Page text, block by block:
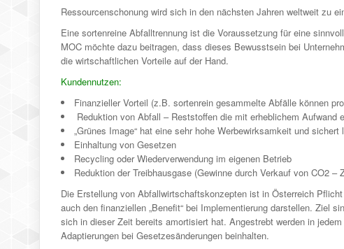
Ressourcenschonung wird sich in den nächsten Jahren weltweit zu
Eine sortenreine Abfalltrennung ist die Voraussetzung für eine
MOC möchte dazu beitragen, dass dieses Bewusstsein bei
die wirtschaftlichen Vorteile auf der Hand.
Kundennutzen:
Finanzieller Vorteil (z.B. sortenrein gesammelte Abfälle können
Reduktion von Abfall – Reststoffen die mit erheblichem Aufwand
„Grünes Image“ hat eine sehr hohe Werbewirksamkeit und
Einhaltung von Gesetzen
Recycling oder Wiederverwendung im eigenen Betrieb
Reduktion der Treibhausgase (Gewinne durch Verkauf von CO2 –
Die Erstellung von Abfallwirtschaftskonzepten ist in Österreich
auch den finanziellen „Benefit“ bei Implementierung darstellen. Ziel
sich in dieser Zeit bereits amortisiert hat. Angestrebt werden in
Adaptierungen bei Gesetzesänderungen beinhalten.